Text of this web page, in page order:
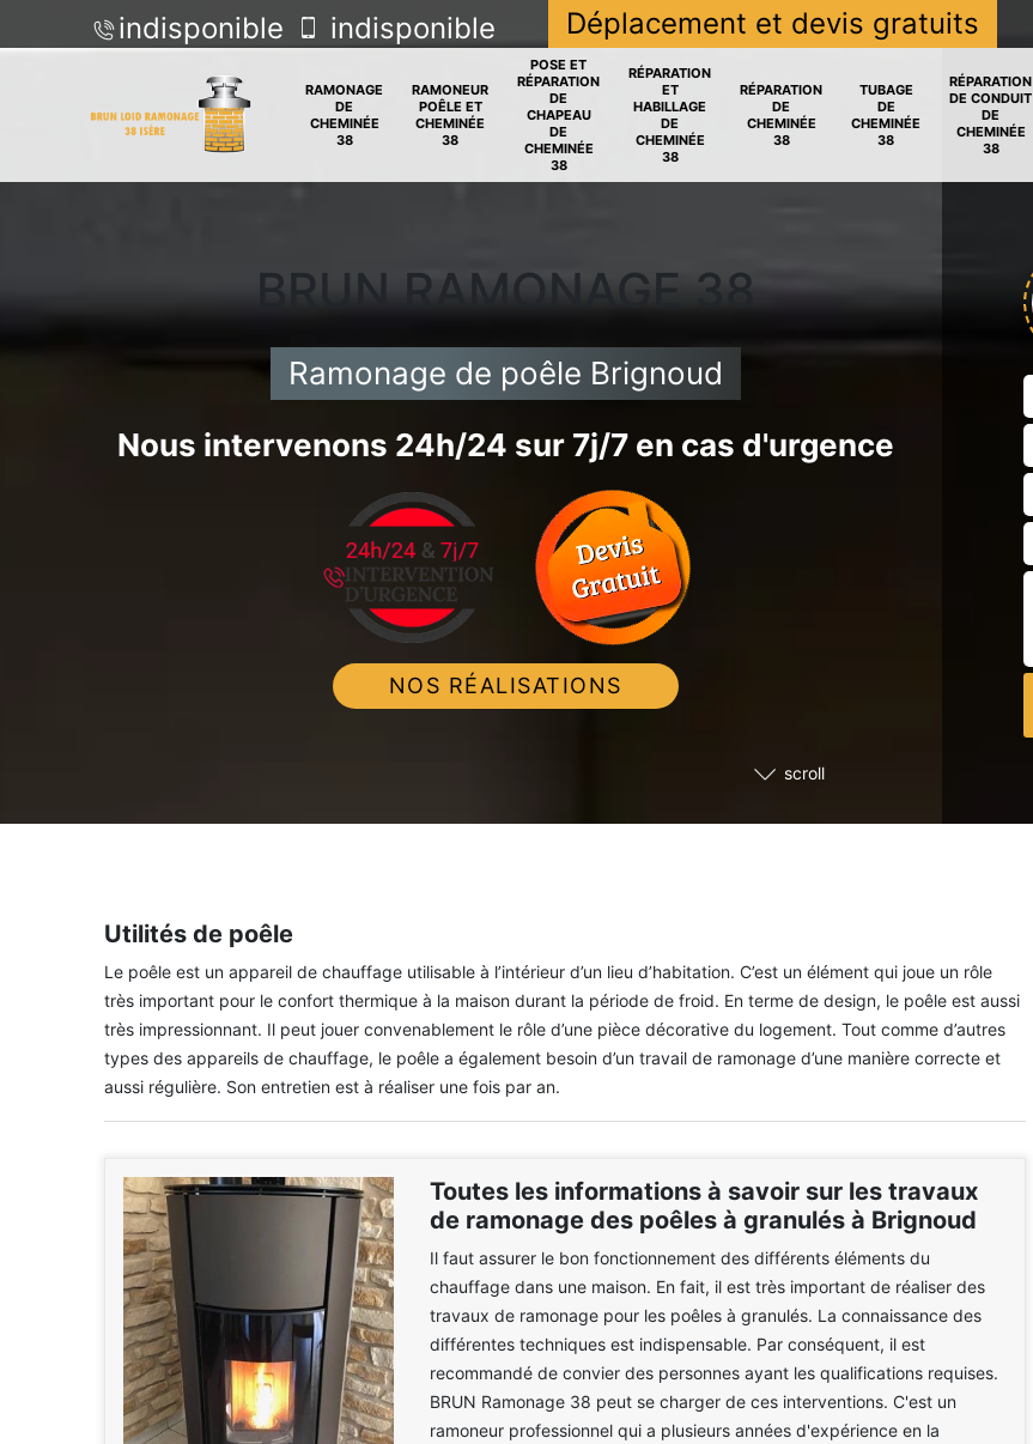
indisponible indisponible Déplacement et devis gratuits
RAMONAGE
DE
CHEMINÉE
38
RAMONEUR
POÊLE ET
CHEMINÉE
38
POSE ET
RÉPARATION
DE
CHAPEAU
DE
CHEMINÉE
38
RÉPARATION
ET
HABILLAGE
DE
CHEMINÉE
38
RÉPARATION
DE
CHEMINÉE
38
TUBAGE
DE
CHEMINÉE
38
RÉPARATION
DE CONDUIT
DE
CHEMINÉE
38
scroll
BRUN RAMONAGE 38
Ramonage de poêle Brignoud
Nous intervenons 24h/24 sur 7j/7 en cas d'urgence
NOS RÉALISATIONS
Utilités de poêle
Le poêle est un appareil de chauffage utilisable à l’intérieur d’un lieu d’habitation. C’est un élément qui joue un rôle
très important pour le confort thermique à la maison durant la période de froid. En terme de design, le poêle est aussi
très impressionnant. Il peut jouer convenablement le rôle d’une pièce décorative du logement. Tout comme d’autres
types des appareils de chauffage, le poêle a également besoin d’un travail de ramonage d’une manière correcte et
aussi régulière. Son entretien est à réaliser une fois par an.
Toutes les informations à savoir sur les travaux
de ramonage des poêles à granulés à Brignoud
Il faut assurer le bon fonctionnement des différents éléments du
chauffage dans une maison. En fait, il est très important de réaliser des
travaux de ramonage pour les poêles à granulés. La connaissance des
différentes techniques est indispensable. Par conséquent, il est
recommandé de convier des personnes ayant les qualifications requises.
BRUN Ramonage 38 peut se charger de ces interventions. C'est un
ramoneur professionnel qui a plusieurs années d'expérience en la